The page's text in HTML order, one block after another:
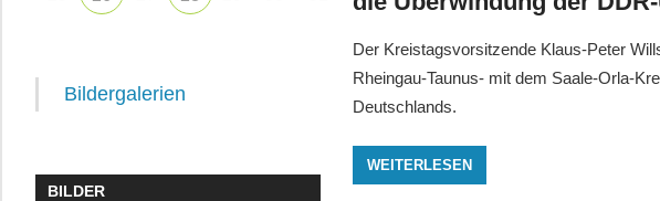
Der Kreistagsvorsitzende Klaus-Peter
Rheingau-Taunus- mit dem Saale-Orla-
Deutschlands.
WEITERLESEN
Bildergalerien
BILDER